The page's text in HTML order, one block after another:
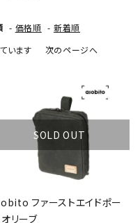
- 価格順 - 新着順
います
次のページへ
SOLD OUT
ファーストエイドポー
リーブ